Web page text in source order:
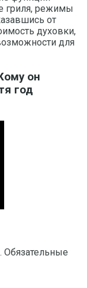
гриля, режимы
от
духовки,
для
он
год
Обязательные